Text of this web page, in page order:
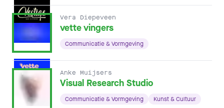
Vera Diepeveen
vette vingers
Communicatie & Vormgeving
Anke Muijsers
Visual Research Studio
Communicatie & Vormgeving Kunst & Cultuur